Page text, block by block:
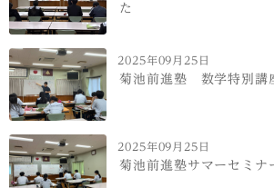
た
2025年09月25日
菊池前進塾 数学特別講
2025年09月25日
菊池前進塾サマーセミナ